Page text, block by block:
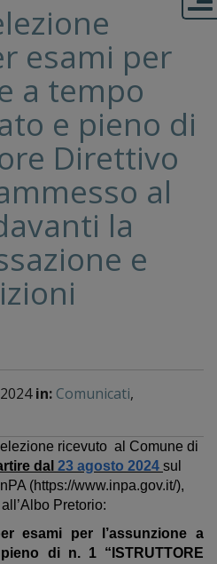
esami per
a tempo
e pieno di
Direttivo
al
la
e
in: Comunicati,
ricevuto al Comune di
dal 23 agosto 2024 sul
(https://www.inpa.gov.it/),
Pretorio:
esami per l’assunzione a
di n. 1 “ISTRUTTORE